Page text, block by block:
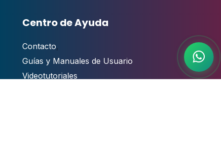
Centro de Ayuda
Contacto,
Guías y Manuales de Usuario
Videotutoriales